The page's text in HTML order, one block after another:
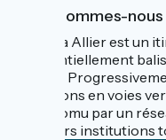
Qui sommes-nous
La Via Allier est un
essentiellement
trafic.
sections en voies
et promu par un
et leurs institutions